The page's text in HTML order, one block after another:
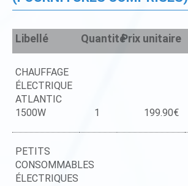
Libellé QuantitéPrix unitaire
CHAUFFAGE
ÉLECTRIQUE
ATLANTIC
1500W
1 199.90€
PETITS
CONSOMMABLES
ÉLECTRIQUES